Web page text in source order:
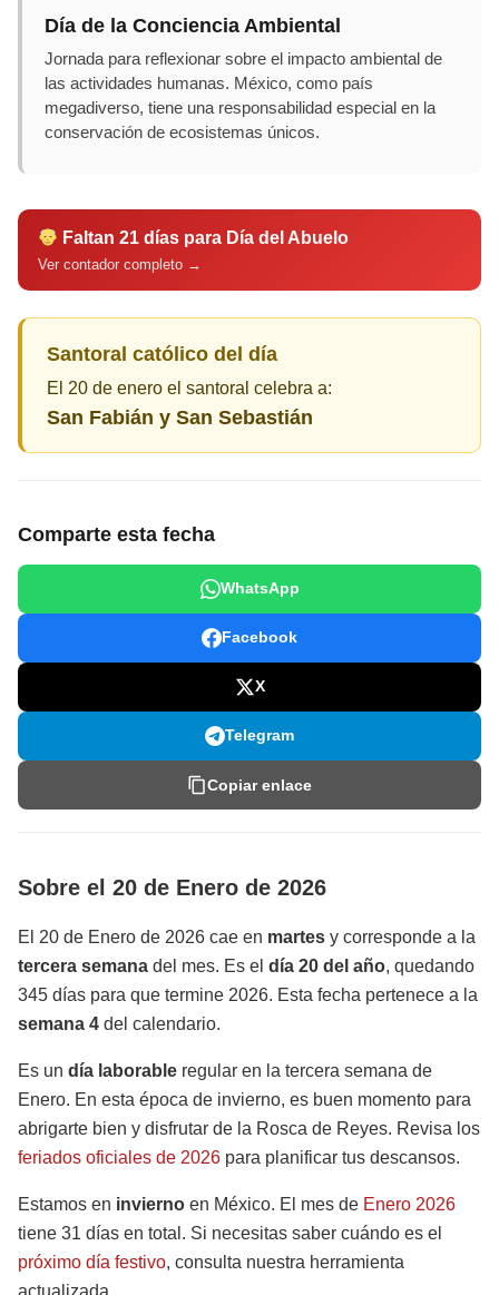
Día de la Conciencia Ambiental
Jornada para reflexionar sobre el impacto ambiental de
las actividades humanas. México, como país
megadiverso, tiene una responsabilidad especial en la
conservación de ecosistemas únicos.
Faltan 21 días para Día del Abuelo
Ver contador completo →
Santoral católico del día
El 20 de enero el santoral celebra a:
San Fabián y San Sebastián
Comparte esta fecha
WhatsApp
Facebook
X
Telegram
Copiar enlace
Sobre el 20 de Enero de 2026
El 20 de Enero de 2026 cae en martes y corresponde a la
tercera semana del mes. Es el día 20 del año, quedando
345 días para que termine 2026. Esta fecha pertenece a la
semana 4 del calendario.
Es un día laborable regular en la tercera semana de
Enero. En esta época de invierno, es buen momento para
abrigarte bien y disfrutar de la Rosca de Reyes. Revisa los
feriados oficiales de 2026 para planificar tus descansos.
Estamos en invierno en México. El mes de Enero 2026
tiene 31 días en total. Si necesitas saber cuándo es el
próximo día festivo, consulta nuestra herramienta
actualizada.